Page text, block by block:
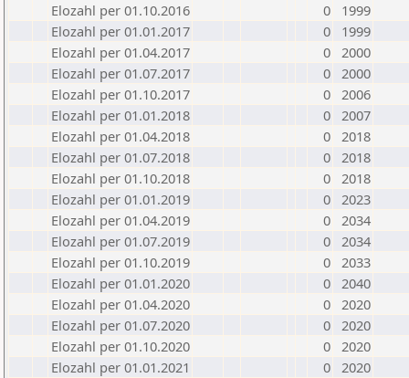
Elozahl per 01.10.2016
0
1999
Elozahl per 01.01.2017
0
1999
Elozahl per 01.04.2017
0 2000
Elozahl per 01.07.2017
0 2000
Elozahl per 01.10.2017
0 2006
Elozahl per 01.01.2018
0 2007
Elozahl per 01.04.2018
0 2018
Elozahl per 01.07.2018
0 2018
Elozahl per 01.10.2018
0 2018
Elozahl per 01.01.2019
0 2023
Elozahl per 01.04.2019
0 2034
Elozahl per 01.07.2019
0 2034
Elozahl per 01.10.2019
0 2033
Elozahl per 01.01.2020
0 2040
Elozahl per 01.04.2020
0 2020
Elozahl per 01.07.2020
0 2020
Elozahl per 01.10.2020
0 2020
Elozahl per 01.01.2021
0 2020